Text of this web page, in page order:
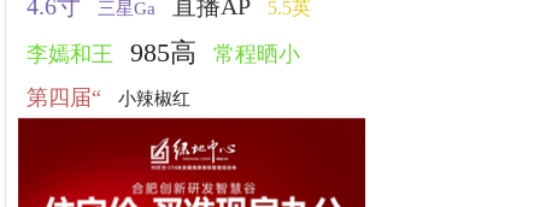
4.6寸 三星Ga 直播AP 5.5英
李嫣和王 985高
常程晒小
第四届“
小辣椒红